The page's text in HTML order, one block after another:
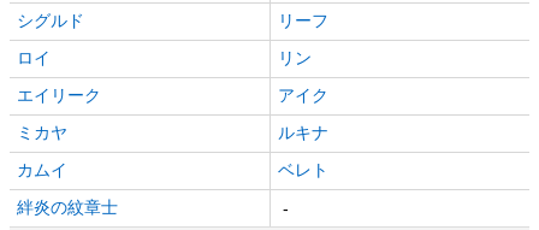
シグルド
リーフ
ロイ
リン
エイリーク
アイク
ミカヤ
ルキナ
カムイ
ベレト
絆炎の紋章士
-